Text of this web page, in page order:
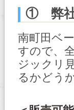
① 弊社
南町田ベ
すので、
ジックリ
るかどう